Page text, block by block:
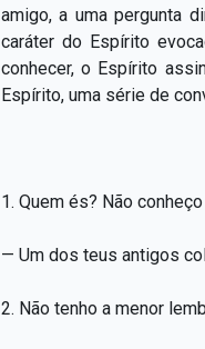
amigo, a uma pergunta
caráter do Espírito
conhecer, o Espírito
Espírito, uma série de
1. Quem és? Não
— Um dos teus antigos
2. Não tenho a menor